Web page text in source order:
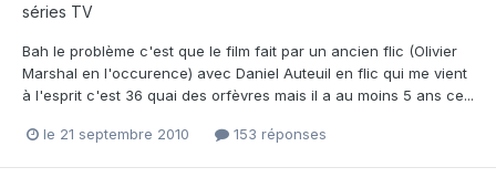
séries TV
Bah le problème c'est que le film fait par un ancien flic (Olivier
Marshal en l'occurence) avec Daniel Auteuil en flic qui me vient
à l'esprit c'est 36 quai des orfèvres mais il a au moins 5 ans ce...
le 21 septembre 2010 153 réponses